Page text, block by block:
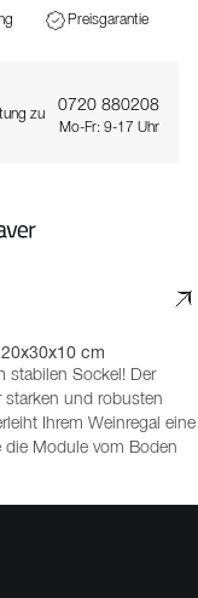
Preisgarantie
zu
0720 880208
Mo-Fr: 9-17 Uhr
cm
stabilen Sockel! Der
starken und robusten
Ihrem Weinregal eine
Module vom Boden